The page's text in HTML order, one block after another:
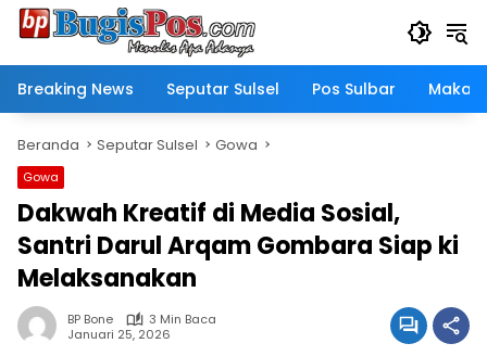
Langsung
Breaking News
Seputar Sulsel Pos Sulbar
Beranda Seputar Sulsel Gowa
Gowa
Dakwah Kreatif di Media Sosial,
Santri Darul Arqam Gombara Siap ki
Melaksanakan
BP Bone
3 Min Baca
Januari 25, 2026